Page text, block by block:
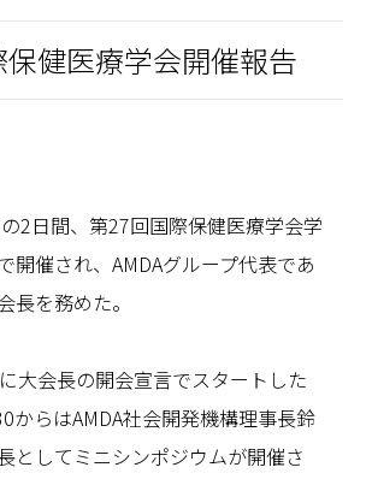
健医療学会開催報告
2日間、第27回国際保健医療学会学
開催され、AMDAグループ代表であ
長を務めた。
大会長の開会宣言でスタートした
からはAMDA社会開発機構理事長鈴
としてミニシンポジウムが開催さ